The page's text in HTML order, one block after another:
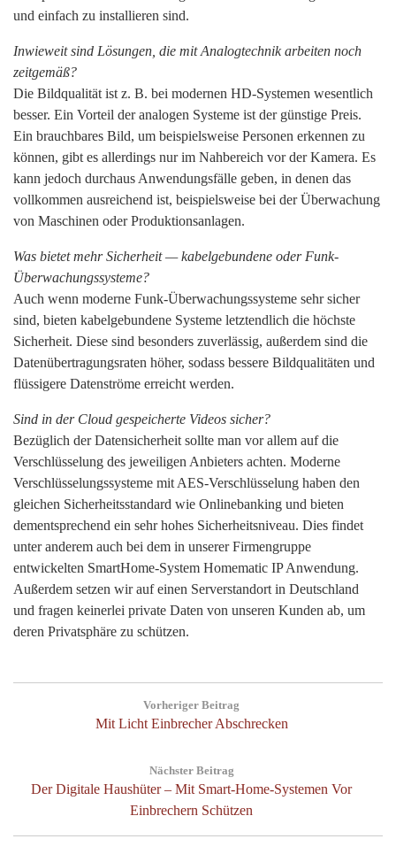
und einfach zu installieren sind.
Inwieweit sind Lösungen, die mit Analogtechnik arbeiten noch
zeitgemäß?
Die Bildqualität ist z. B. bei modernen HD-Systemen wesentlich
besser. Ein Vorteil der analogen Systeme ist der günstige Preis.
Ein brauchbares Bild, um beispielsweise Personen erkennen zu
können, gibt es allerdings nur im Nahbereich vor der Kamera. Es
kann jedoch durchaus Anwendungsfälle geben, in denen das
vollkommen ausreichend ist, beispielsweise bei der Überwachung
von Maschinen oder Produktionsanlagen.
Was bietet mehr Sicherheit — kabelgebundene oder Funk-
Überwachungssysteme?
Auch wenn moderne Funk-Überwachungssysteme sehr sicher
sind, bieten kabelgebundene Systeme letztendlich die höchste
Sicherheit. Diese sind besonders zuverlässig, außerdem sind die
Datenübertragungsraten höher, sodass bessere Bildqualitäten und
flüssigere Datenströme erreicht werden.
Sind in der Cloud gespeicherte Videos sicher?
Bezüglich der Datensicherheit sollte man vor allem auf die
Verschlüsselung des jeweiligen Anbieters achten. Moderne
Verschlüsselungssysteme mit AES-Verschlüsselung haben den
gleichen Sicherheitsstandard wie Onlinebanking und bieten
dementsprechend ein sehr hohes Sicherheitsniveau. Dies findet
unter anderem auch bei dem in unserer Firmengruppe
entwickelten SmartHome-System Homematic IP Anwendung.
Außerdem setzen wir auf einen Serverstandort in Deutschland
und fragen keinerlei private Daten von unseren Kunden ab, um
deren Privatsphäre zu schützen.
Vorheriger Beitrag
Previous
Mit Licht Einbrecher Abschrecken
Nächster Beitrag
Next
Der Digitale Haushüter – Mit Smart-Home-Systemen Vor
Einbrechern Schützen